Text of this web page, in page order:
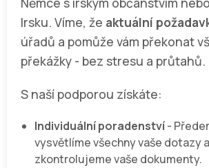
Irsku. Víme, že aktuální
úřadů a pomůže vám překonat
překážky - bez stresu a průtahů.
S naší podporou získáte:
Individuální poradenství-
vysvětlíme všechny vaše dotazy a
zkontrolujeme vaše dokumenty.